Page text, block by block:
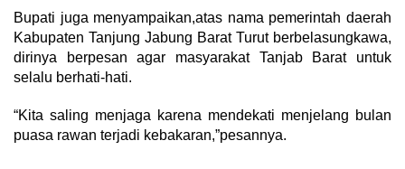
Bupati juga menyampaikan,atas nama pemerintah daerah
Kabupaten Tanjung Jabung Barat Turut berbelasungkawa,
dirinya berpesan agar masyarakat Tanjab Barat untuk
selalu berhati-hati.
“Kita saling menjaga karena mendekati menjelang bulan
puasa rawan terjadi kebakaran,”pesannya.